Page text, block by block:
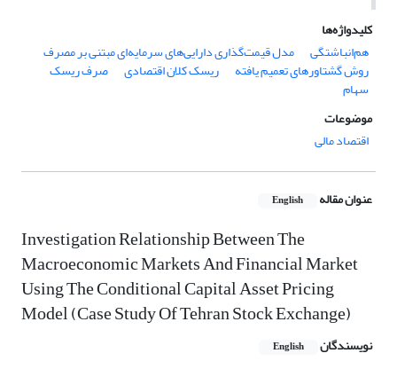
کلیدواژه‌ها
هم‌انباشتگی
مدل قیمت‌گذاری دارایی‌های سرمایه‌ای مبتنی بر مصرف
روش گشتاورهای تعمیم یافته ریسک کلان اقتصادی صرف ریسک
سهام
موضوعات
اقتصاد مالی
عنوان مقاله English
Investigation Relationship Between The
Macroeconomic Markets And Financial Market
Using The Conditional Capital Asset Pricing
Model (Case Study Of Tehran Stock Exchange)
نویسندگان English